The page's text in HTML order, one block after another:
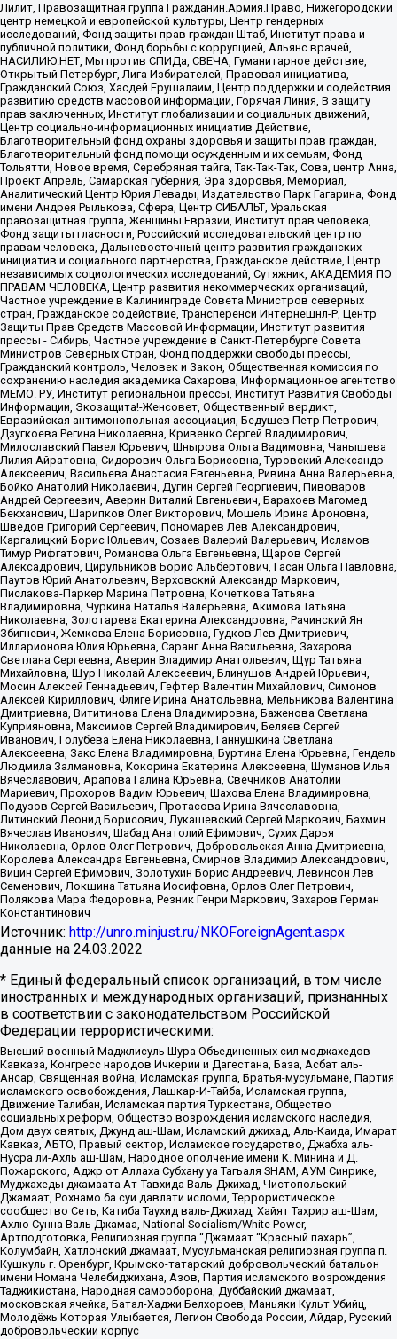
Лилит, Правозащитная группа Гражданин.Армия.Право, Нижегородский
центр немецкой и европейской культуры, Центр гендерных
исследований, Фонд защиты прав граждан Штаб, Институт права и
публичной политики, Фонд борьбы с коррупцией, Альянс врачей,
НАСИЛИЮ.НЕТ, Мы против СПИДа, СВЕЧА, Гуманитарное действие,
Открытый Петербург, Лига Избирателей, Правовая инициатива,
Гражданский Союз, Хасдей Ерушалаим, Центр поддержки и содействия
развитию средств массовой информации, Горячая Линия, В защиту
прав заключенных, Институт глобализации и социальных движений,
Центр социально-информационных инициатив Действие,
Благотворительный фонд охраны здоровья и защиты прав граждан,
Благотворительный фонд помощи осужденным и их семьям, Фонд
Тольятти, Новое время, Серебряная тайга, Так-Так-Так, Сова, центр Анна,
Проект Апрель, Самарская губерния, Эра здоровья, Мемориал,
Аналитический Центр Юрия Левады, Издательство Парк Гагарина, Фонд
имени Андрея Рылькова, Сфера, Центр СИБАЛЬТ, Уральская
правозащитная группа, Женщины Евразии, Институт прав человека,
Фонд защиты гласности, Российский исследовательский центр по
правам человека, Дальневосточный центр развития гражданских
инициатив и социального партнерства, Гражданское действие, Центр
независимых социологических исследований, Сутяжник, АКАДЕМИЯ ПО
ПРАВАМ ЧЕЛОВЕКА, Центр развития некоммерческих организаций,
Частное учреждение в Калининграде Совета Министров северных
стран, Гражданское содействие, Трансперенси Интернешнл-Р, Центр
Защиты Прав Средств Массовой Информации, Институт развития
прессы - Сибирь, Частное учреждение в Санкт-Петербурге Совета
Министров Северных Стран, Фонд поддержки свободы прессы,
Гражданский контроль, Человек и Закон, Общественная комиссия по
сохранению наследия академика Сахарова, Информационное агентство
МЕМО. РУ, Институт региональной прессы, Институт Развития Свободы
Информации, Экозащита!-Женсовет, Общественный вердикт,
Евразийская антимонопольная ассоциация, Бедушев Петр Петрович,
Дзугкоева Регина Николаевна, Кривенко Сергей Владимирович,
Милославский Павел Юрьевич, Шнырова Ольга Вадимовна, Чанышева
Лилия Айратовна, Сидорович Ольга Борисовна, Туровский Александр
Алексеевич, Васильева Анастасия Евгеньевна, Ривина Анна Валерьевна,
Бойко Анатолий Николаевич, Дугин Сергей Георгиевич, Пивоваров
Андрей Сергеевич, Аверин Виталий Евгеньевич, Барахоев Магомед
Бекханович, Шарипков Олег Викторович, Мошель Ирина Ароновна,
Шведов Григорий Сергеевич, Пономарев Лев Александрович,
Каргалицкий Борис Юльевич, Созаев Валерий Валерьевич, Исламов
Тимур Рифгатович, Романова Ольга Евгеньевна, Щаров Сергей
Алексадрович, Цирульников Борис Альбертович, Гасан Ольга Павловна,
Паутов Юрий Анатольевич, Верховский Александр Маркович,
Пислакова-Паркер Марина Петровна, Кочеткова Татьяна
Владимировна, Чуркина Наталья Валерьевна, Акимова Татьяна
Николаевна, Золотарева Екатерина Александровна, Рачинский Ян
Збигневич, Жемкова Елена Борисовна, Гудков Лев Дмитриевич,
Илларионова Юлия Юрьевна, Саранг Анна Васильевна, Захарова
Светлана Сергеевна, Аверин Владимир Анатольевич, Щур Татьяна
Михайловна, Щур Николай Алексеевич, Блинушов Андрей Юрьевич,
Мосин Алексей Геннадьевич, Гефтер Валентин Михайлович, Симонов
Алексей Кириллович, Флиге Ирина Анатольевна, Мельникова Валентина
Дмитриевна, Вититинова Елена Владимировна, Баженова Светлана
Куприяновна, Максимов Сергей Владимирович, Беляев Сергей
Иванович, Голубева Елена Николаевна, Ганнушкина Светлана
Алексеевна, Закс Елена Владимировна, Буртина Елена Юрьевна, Гендель
Людмила Залмановна, Кокорина Екатерина Алексеевна, Шуманов Илья
Вячеславович, Арапова Галина Юрьевна, Свечников Анатолий
Мариевич, Прохоров Вадим Юрьевич, Шахова Елена Владимировна,
Подузов Сергей Васильевич, Протасова Ирина Вячеславовна,
Литинский Леонид Борисович, Лукашевский Сергей Маркович, Бахмин
Вячеслав Иванович, Шабад Анатолий Ефимович, Сухих Дарья
Николаевна, Орлов Олег Петрович, Добровольская Анна Дмитриевна,
Королева Александра Евгеньевна, Смирнов Владимир Александрович,
Вицин Сергей Ефимович, Золотухин Борис Андреевич, Левинсон Лев
Семенович, Локшина Татьяна Иосифовна, Орлов Олег Петрович,
Полякова Мара Федоровна, Резник Генри Маркович, Захаров Герман
Константинович
Источник: http://unro.minjust.ru/NKOForeignAgent.aspx
данные на 24.03.2022
* Единый федеральный список организаций, в том числе
иностранных и международных организаций, признанных
в соответствии с законодательством Российской
Федерации террористическими:
Высший военный Маджлисуль Шура Объединенных сил моджахедов
Кавказа, Конгресс народов Ичкерии и Дагестана, База, Асбат аль-
Ансар, Священная война, Исламская группа, Братья-мусульмане, Партия
исламского освобождения, Лашкар-И-Тайба, Исламская группа,
Движение Талибан, Исламская партия Туркестана, Общество
социальных реформ, Общество возрождения исламского наследия,
Дом двух святых, Джунд аш-Шам, Исламский джихад, Аль-Каида, Имарат
Кавказ, АБТО, Правый сектор, Исламское государство, Джабха аль-
Нусра ли-Ахль аш-Шам, Народное ополчение имени К. Минина и Д.
Пожарского, Аджр от Аллаха Субхану уа Тагьаля SHAM, АУМ Синрике,
Муджахеды джамаата Ат-Тавхида Валь-Джихад, Чистопольский
Джамаат, Рохнамо ба суи давлати исломи, Террористическое
сообщество Сеть, Катиба Таухид валь-Джихад, Хайят Тахрир аш-Шам,
Ахлю Сунна Валь Джамаа, National Socialism/White Power,
Артподготовка, Религиозная группа “Джамаат “Красный пахарь”,
Колумбайн, Хатлонский джамаат, Мусульманская религиозная группа п.
Кушкуль г. Оренбург, Крымско-татарский добровольческий батальон
имени Номана Челебиджихана, Азов, Партия исламского возрождения
Таджикистана, Народная самооборона, Дуббайский джамаат,
московская ячейка, Батал-Хаджи Белхороев, Маньяки Культ Убийц,
Молодёжь Которая Улыбается, Легион Свобода России, Айдар, Русский
добровольческий корпус